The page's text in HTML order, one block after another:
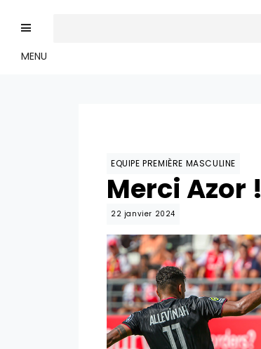
MENU
EQUIPE PREMIÈRE MASCULINE
Merci Azor !
22 janvier 2024